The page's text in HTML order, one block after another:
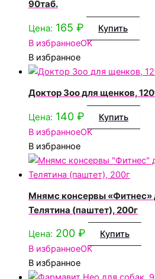
90таб.
Цена: 165 ₽
Купить
В избранноеOK
В избранное
Доктор Зоо для щенков,
Цена: 140 ₽
Купить
В избранноеOK
В избранное
Мнямс консервы «Фитнес»
Телятина (паштет), 200г
Цена: 200 ₽
Купить
В избранноеOK
В избранное